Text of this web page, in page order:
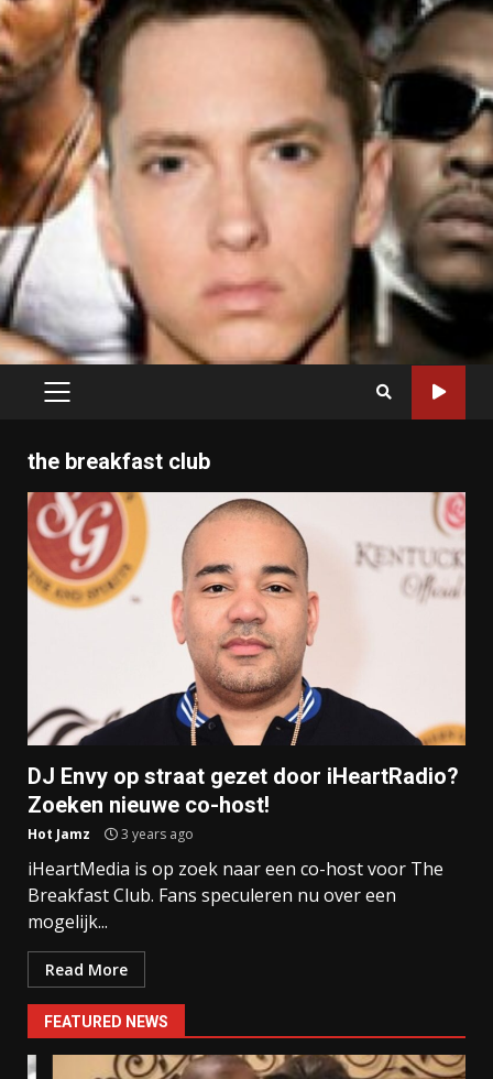
PRIMARY
the breakfast club
DJ Envy op straat gezet door iHeartRadio?
Zoeken nieuwe co-host!
Hot Jamz 3 years ago
iHeartMedia is op zoek naar een co-host voor The
Breakfast Club. Fans speculeren nu over een
mogelijk...
Read More
FEATURED NEWS